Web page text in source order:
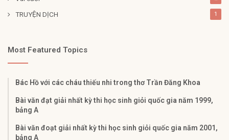
TRUYỆN DỊCH 1
Most Featured Topics
Bác Hồ với các cháu thiếu nhi trong thơ Trần Đăng Khoa
Bài văn đạt giải nhất kỳ thi học sinh giỏi quốc gia năm 1999,
bảng A
Bài văn đoạt giải nhất kỳ thi học sinh giỏi quốc gia năm 2001,
bảng A